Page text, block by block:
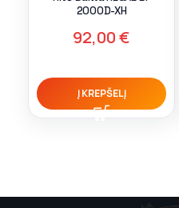
2000D-XH
92,00€
Į KREPŠELĮ